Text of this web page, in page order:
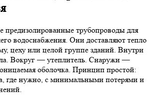
предизолированные трубопроводы для
водоснабжения. Они доставляют тепло
цеху или целой группе зданий. Внутри
Вокруг — утеплитель. Снаружи —
оболочка. Принцип простой:
где нужно, с минимальными потерями и